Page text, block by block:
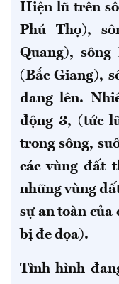
Hiện lũ trên
Phú Thọ),
Quang), sông
(Bắc Giang),
đang lên.
động 3, (tức
trong sông,
các vùng đất
những vùng
sự an toàn của
bị đe dọa).
Tình hình